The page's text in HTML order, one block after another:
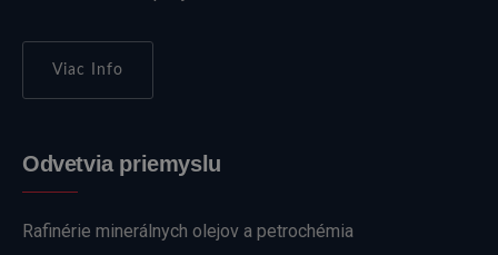
Viac Info
Odvetvia priemyslu
Rafinérie minerálnych olejov a petrochémia